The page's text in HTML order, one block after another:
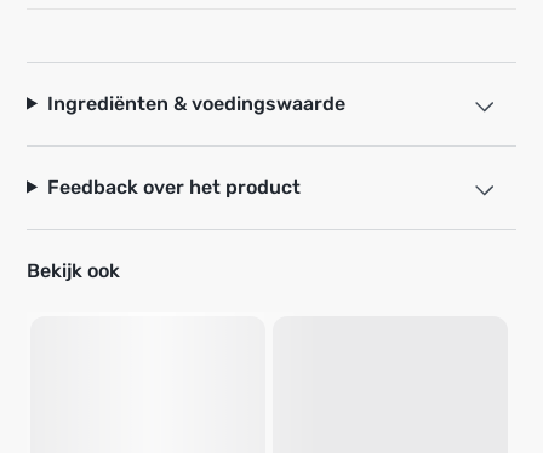
Ingrediënten & voedingswaarde
Feedback over het product
Bekijk ook